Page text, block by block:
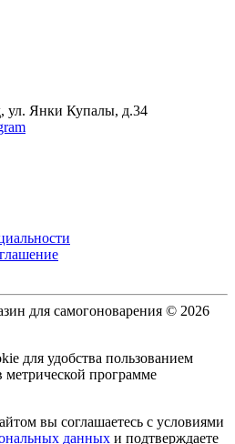
ул. Янки Купалы, д.34
для самогоноварения © 2026
для удобства пользованием
метрической программе
вы соглашаетесь с условиями
данных и подтверждаете